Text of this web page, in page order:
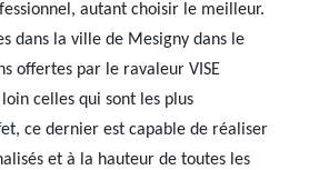
autant choisir le meilleur.
dans la ville de Mesigny dans le
offertes par le ravaleur VISE
celles qui sont les plus
ce dernier est capable de réaliser
et à la hauteur de toutes les